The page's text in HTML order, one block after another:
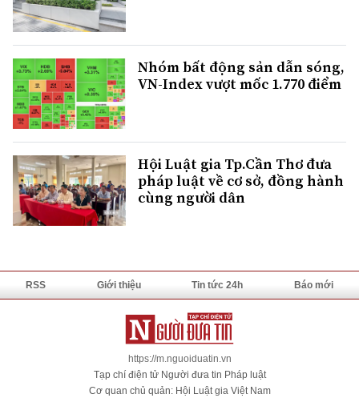
Nhóm bất động sản dẫn sóng,
VN-Index vượt mốc 1.770 điểm
Hội Luật gia Tp.Cần Thơ đưa
pháp luật về cơ sở, đồng hành
cùng người dân
RSS Giới thiệu Tin tức 24h Báo mới
https://m.nguoiduatin.vn
Tạp chí điện tử Người đưa tin Pháp luật
Cơ quan chủ quản: Hội Luật gia Việt Nam